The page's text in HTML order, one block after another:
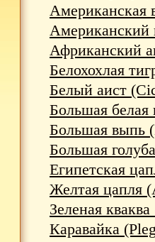
Американская
Американский
Африканский
Белохохлая
Белый аист
Большая белая
Большая выпь
Большая
Египетская
Желтая цапля
Зеленая
Каравайка